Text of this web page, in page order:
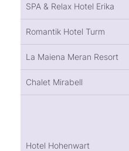
SPA & Relax Hotel Erika
Romantik Hotel Turm
La Maiena Meran Resort
Chalet Mirabell
Hotel Hohenwart